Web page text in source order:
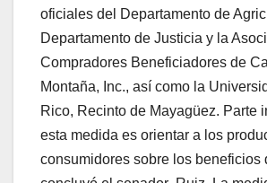
oficiales del Departamento de
Departamento de Justicia y la
Compradores Beneficiadores de
Montaña, Inc., así como la
Rico, Recinto de Mayagüez. Parte
esta medida es orientar a los
consumidores sobre los beneficios